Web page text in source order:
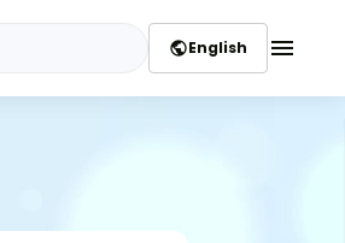
publicEnglish menu